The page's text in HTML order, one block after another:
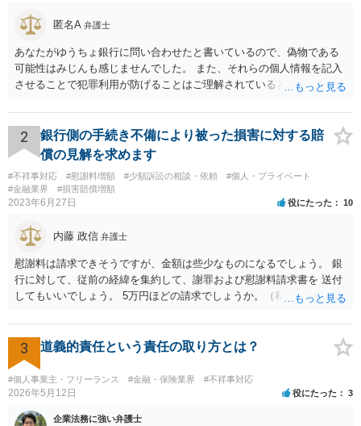
匿名A 弁護士
あなたがゆうちょ銀行に問い合わせたと書いているので、偽物である
可能性はみじんも感じませんでした。 また、それらの個人情報を記入
させることで犯罪利用が防げることはご理解されているとおりです。
士に同意を求めているだけです。 最初の回答では分かりづらかったの
かもしれませんが、質問にわかりやすく答えると「法的に許される」
が答えになります。 補足でアドバイスしておきますと、今私に反論し
てきたその内容をゆうちょ銀行にぶつければいいとおもいます。 もっ
とも、ぶつけられたゆうちょ銀行があなたと契約するかは法律上ゆう
ちょ銀行の自由です。
2
銀行側の手続き不備により被った損害に対する賠
償の見解を求めます
#不祥事対応 #慰謝料増額 #少額訴訟の相談・依頼
#個人・プライベート
#金融業界
#損害賠償増額
2023年6月27日 役にたった 10
内藤 政信 弁護士
慰謝料は請求できそうですが、金額は些少なものになるでしょう。 銀
行に対して、従前の経緯を集約して、謝罪および慰謝料請求書を 送付
してもいいでしょう。 5万円ほどの請求でしょうか。（私見）
3 道義的責任という責任の取り方とは？
#個人事業主・フリーランス #金融・保険業界 #不祥事対応
2026年5月12日 役にたった 3
企業法務に強い弁護士